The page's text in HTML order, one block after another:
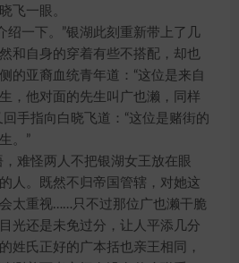
飞一眼。
一下。”银湖此刻重新带上了几
和自身的穿着有些不搭配，却也
的亚裔血统青年道：“这位是来自
，他对面的先生叫广也濑，同样
手指向白晓飞道：“这位是赌街的
。”
怪两人不把银湖女王放在眼
人。既然不归帝国管辖，对她这
太重视……只不过那位广也濑干脆
光还是未免过分，让人平添几分
姓氏正好的广本括也亲王相同，